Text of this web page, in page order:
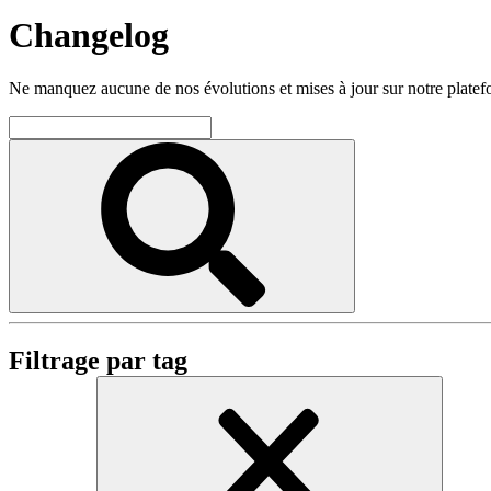
Changelog
Ne manquez aucune de nos évolutions et mises à jour sur notre
Filtrage par tag